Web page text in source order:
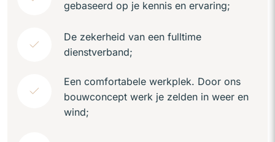
gebaseerd op je kennis en ervaring;
De zekerheid van een fulltime
dienstverband;
Een comfortabele werkplek. Door ons
bouwconcept werk je zelden in weer en
wind;